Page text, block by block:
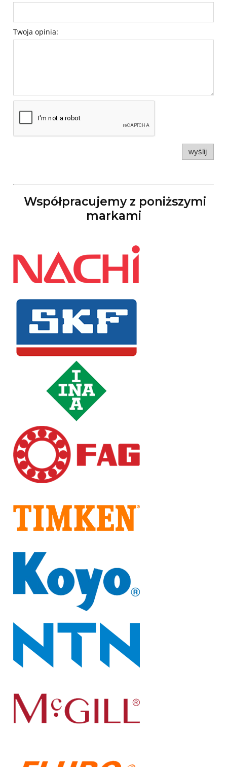
Twoja opinia:
wyślij
Współpracujemy z poniższymi
markami